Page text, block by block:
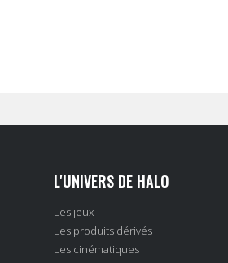
L'UNIVERS DE HALO
Les jeux
Les produits dérivés
Les cinématiques